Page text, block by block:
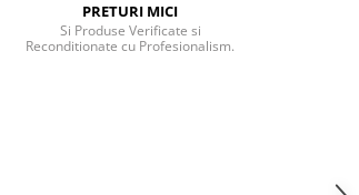
PRETURI MICI
Si Produse Verificate si
Reconditionate cu Profesionalism.